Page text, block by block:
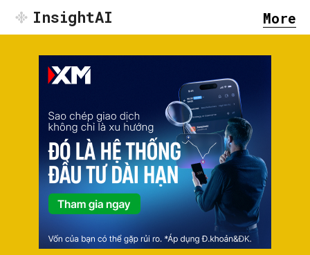
InsightAI More